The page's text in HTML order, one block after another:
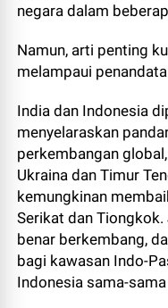
negara dalam
Namun, arti penting
melampaui
India dan Indonesia
menyelaraskan
perkembangan
Ukraina dan Timur
kemungkinan
Serikat dan
benar berkembang,
bagi kawasan Indo-
Indonesia sama-